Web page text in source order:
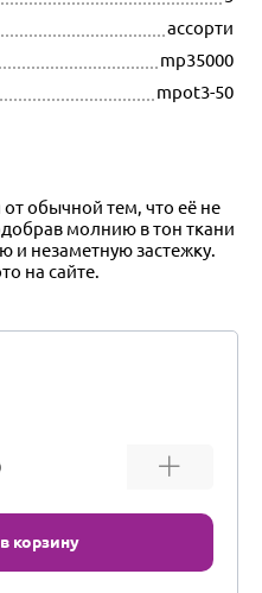
ассорти
mp35000
mpot3-50
обычной тем, что её не
молнию в тон ткани
и незаметную застежку.
на сайте.
корзину